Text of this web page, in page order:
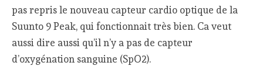
pas repris le nouveau capteur cardio optique de la
Suunto 9 Peak, qui fonctionnait très bien. Ca veut
aussi dire aussi qu’il n’y a pas de capteur
d’oxygénation sanguine (SpO2).